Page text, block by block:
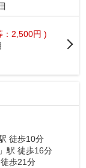
：2,500円 )
徒歩10分
」駅 徒歩16分
徒歩21分